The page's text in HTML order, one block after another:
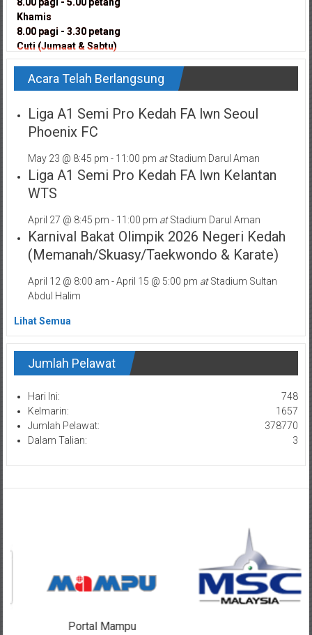
Khamis
8.00 pagi - 3.30 petang
Cuti (Jumaat & Sabtu)
Khamis
8.00 pagi - 3.30 petang
Cuti (Jumaat & Sabtu)
Acara Telah Berlangsung
Liga A1 Semi Pro Kedah FA lwn Seoul
Phoenix FC
May 23 @ 8:45 pm - 11:00 pm atStadium Darul Aman
Liga A1 Semi Pro Kedah FA lwn Kelantan
WTS
April 27 @ 8:45 pm - 11:00 pm atStadium Darul Aman
Karnival Bakat Olimpik 2026 Negeri Kedah
(Memanah/Skuasy/Taekwondo & Karate)
April 12 @ 8:00 am -April 15 @ 5:00 pm atStadium Sultan
Abdul Halim
Lihat Semua
Jumlah Pelawat
748
Hari Ini:
1657
Kelmarin:
378770
Jumlah Pelawat:
3
Dalam Talian:
Portal Mampu